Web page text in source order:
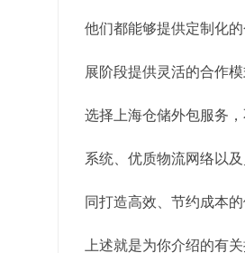
他们都能够提供定制化
展阶段提供灵活的合作
选择上海仓储外包服务
系统、优质物流网络以
同打造高效、节约成本
上述就是为你介绍的有